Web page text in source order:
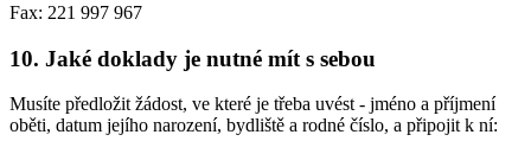
Fax: 221 997 967
10. Jaké doklady je nutné mít s sebou
Musíte předložit žádost, ve které je třeba uvést - jméno a příjmení
oběti, datum jejího narození, bydliště a rodné číslo, a připojit k ní: